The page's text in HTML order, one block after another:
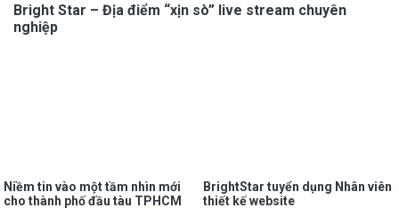
Bright Star – Địa điểm “xịn sò” live stream chuyên
nghiệp
Niềm tin vào một tầm nhìn mới
cho thành phố đầu tàu TPHCM
BrightStar tuyển dụng Nhân viên
thiết kế website